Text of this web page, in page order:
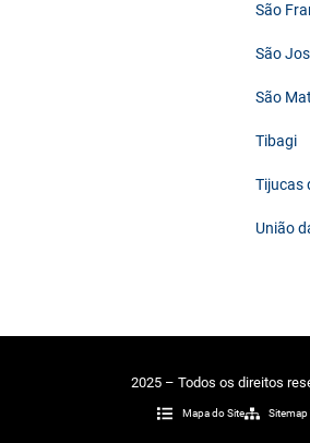
São
São
São
Tibagi
Tijucas
União
2025 – Todos os direitos
Mapa do Site Sitemap